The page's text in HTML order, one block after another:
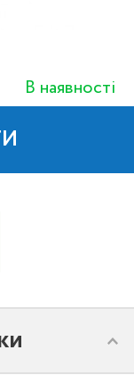
В наявності